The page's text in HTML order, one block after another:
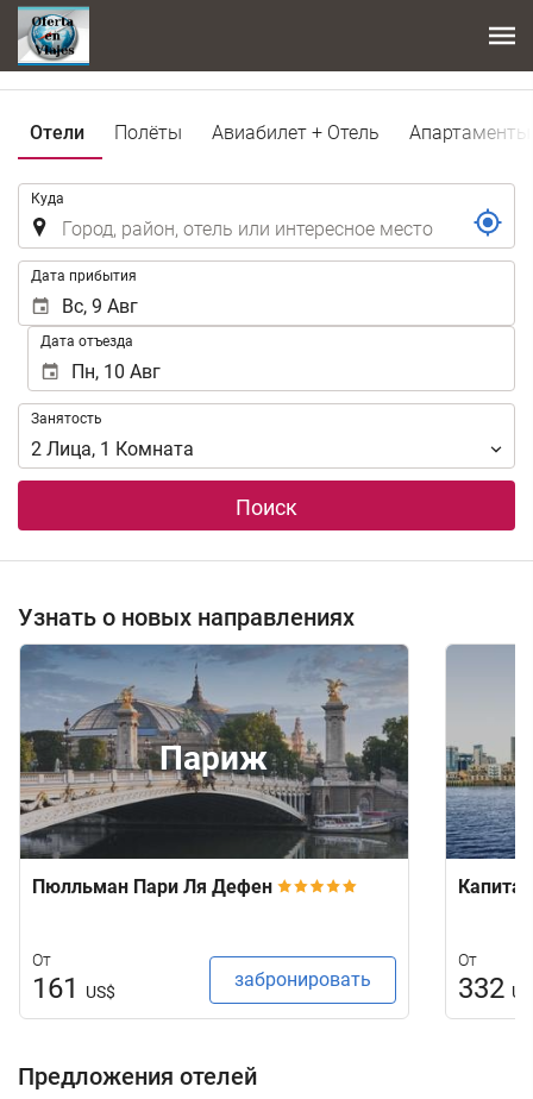
Отели Полёты Авиабилет + Отель Апартаменты
Куда
Дата прибытия
Дата отъезда
Занятость
Занятость
2 Лица, 1 Комната
Поиск
Узнать о новых направлениях
Париж
Пюлльман Пари Ля Дефен
От
161 US$
забронировать
От
332
Предложения отелей